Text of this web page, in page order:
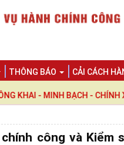
THÔNG BÁO CẢI CÁCH
BẠCH - CHÍNH XÁC -
công và